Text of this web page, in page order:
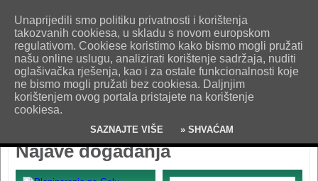
O nama Kontakt Oglašavanje Impresum
Uvjeti korištenja
Pošaljite nam vijest!
Najave događanja
Unaprijedili smo politiku privatnosti i korištenja
takozvanih cookiesa, u skladu s novom europskom
regulativom. Cookiese koristimo kako bismo mogli pružati
našu online uslugu, analizirati korištenje sadržaja, nuditi
oglašivačka rješenja, kao i za ostale funkcionalnosti koje
ne bismo mogli pružati bez cookiesa. Daljnjim
korištenjem ovog portala pristajete na korištenje
cookiesa.
SAZNAJTE VIŠE » SHVAĆAM